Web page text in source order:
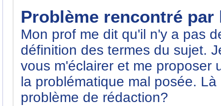
Problème rencontré par
Mon prof me dit qu'il n'y a pas
définition des termes du sujet.
vous m'éclairer et me proposer
la problématique mal posée.
problème de rédaction?